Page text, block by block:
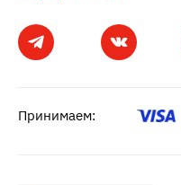
Принимаем: